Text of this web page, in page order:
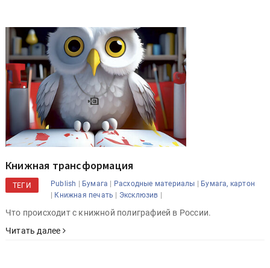
Книжная трансформация
ТЕГИ Publish | Бумага | Расходные материалы | Бумага, картон
| Книжная печать | Эксклюзив |
Что происходит с книжной полиграфией в России.
Читать далее